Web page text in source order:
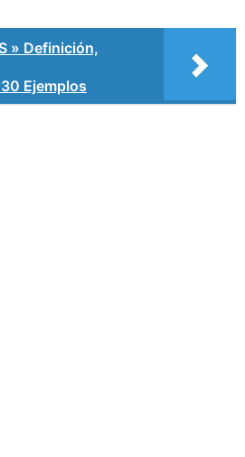
» Definición,
Ejemplos